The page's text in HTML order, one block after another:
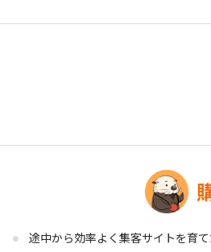
途中から効率よく集客サイトを育